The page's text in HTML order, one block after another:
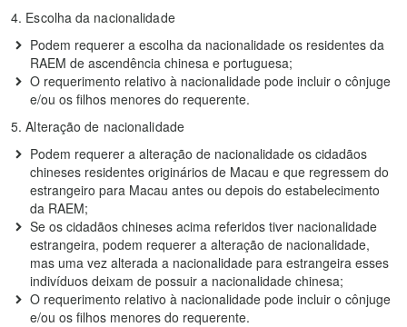
4. Escolha da nacionalidade
Podem requerer a escolha da nacionalidade os residentes da
RAEM de ascendência chinesa e portuguesa;
O requerimento relativo à nacionalidade pode incluir o cônjuge
e/ou os filhos menores do requerente.
5. Alteração de nacionalidade
Podem requerer a alteração de nacionalidade os cidadãos
chineses residentes originários de Macau e que regressem do
estrangeiro para Macau antes ou depois do estabelecimento
da RAEM;
Se os cidadãos chineses acima referidos tiver nacionalidade
estrangeira, podem requerer a alteração de nacionalidade,
mas uma vez alterada a nacionalidade para estrangeira esses
indivíduos deixam de possuir a nacionalidade chinesa;
O requerimento relativo à nacionalidade pode incluir o cônjuge
e/ou os filhos menores do requerente.